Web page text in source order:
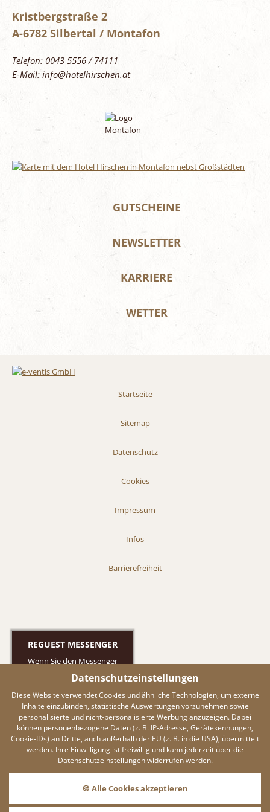
Datenschutzeinstellungen
Diese Website verwendet Cookies und ähnliche Technologien, um externe
Inhalte einzubinden, statistische Auswertungen vorzunehmen sowie
personalisierte und nicht-personalisierte Werbung anzuzeigen. Dabei
können personenbezogene Daten (z. B. IP-Adresse, Gerätekennungen,
Cookie-IDs) an Dritte, auch außerhalb der EU (z. B. in die USA), übermittelt
werden. Ihre Einwilligung ist freiwillig und kann jederzeit über die
Datenschutzeinstellungen widerrufen werden.
🍪 Alle Cookies akzeptieren
Kristbergstraße 2
A-6782 Silbertal / Montafon
Telefon: 0043 5556 / 74111
E-Mail: info@hotelhirschen.at
GUTSCHEINE
NEWSLETTER
KARRIERE
WETTER
Startseite
Sitemap
Datenschutz
Cookies
Impressum
Infos
Barrierefreiheit
REGUEST MESSENGER
Wenn Sie den Messenger
nutzen möchten müssen Sie
akzeptieren!
AKZEPTIEREN
EINSTELLUNGEN
DATENSCHUTZ
wenn Sie Cookies von
"ADDITIVE GmbH"